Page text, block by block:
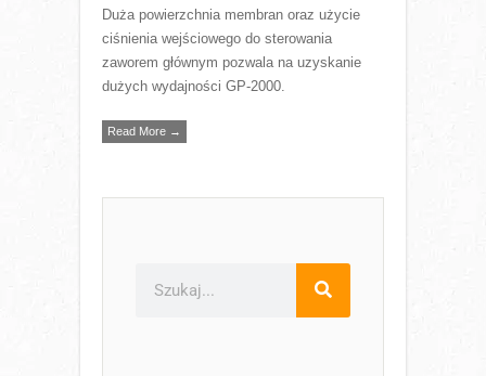
Duża powierzchnia membran oraz użycie
ciśnienia wejściowego do sterowania
zaworem głównym pozwala na uzyskanie
dużych wydajności GP-2000.
Read More →